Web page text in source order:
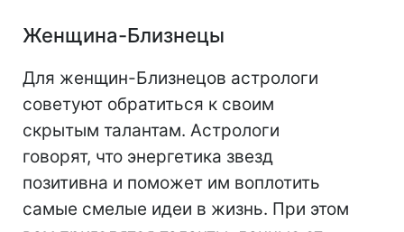
Женщина-Близнецы
Для женщин-Близнецов астрологи
советуют обратиться к своим
скрытым талантам. Астрологи
говорят, что энергетика звезд
позитивна и поможет им воплотить
самые смелые идеи в жизнь. При этом